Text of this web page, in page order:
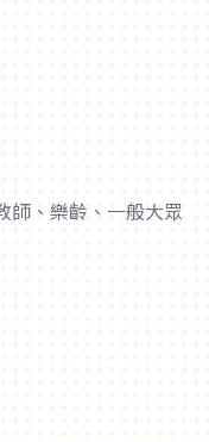
師、樂齡、一般大眾